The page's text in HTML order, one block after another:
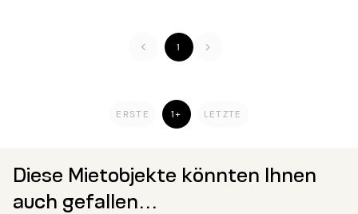
1
ERSTE 1+ LETZTE
Diese Mietobjekte könnten Ihnen
auch gefallen...